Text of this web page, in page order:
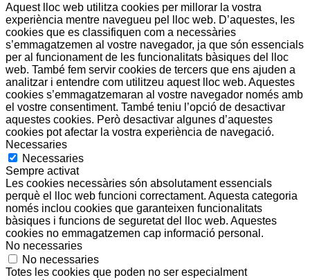
Aquest lloc web utilitza cookies per millorar la vostra
experiència mentre navegueu pel lloc web. D’aquestes, les
cookies que es classifiquen com a necessàries
s’emmagatzemen al vostre navegador, ja que són essencials
per al funcionament de les funcionalitats bàsiques del lloc
web. També fem servir cookies de tercers que ens ajuden a
analitzar i entendre com utilitzeu aquest lloc web. Aquestes
cookies s’emmagatzemaran al vostre navegador només amb
el vostre consentiment. També teniu l’opció de desactivar
aquestes cookies. Però desactivar algunes d’aquestes
cookies pot afectar la vostra experiència de navegació.
Necessaries
Necessaries
Sempre activat
Les cookies necessàries són absolutament essencials
perquè el lloc web funcioni correctament. Aquesta categoria
només inclou cookies que garanteixen funcionalitats
bàsiques i funcions de seguretat del lloc web. Aquestes
cookies no emmagatzemen cap informació personal.
No necessaries
No necessaries
Totes les cookies que poden no ser especialment